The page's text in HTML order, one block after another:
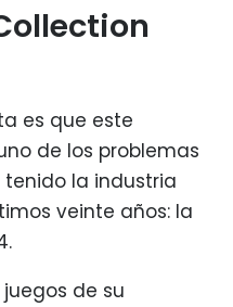
es que este
de los problemas
la industria
veinte años: la
de su